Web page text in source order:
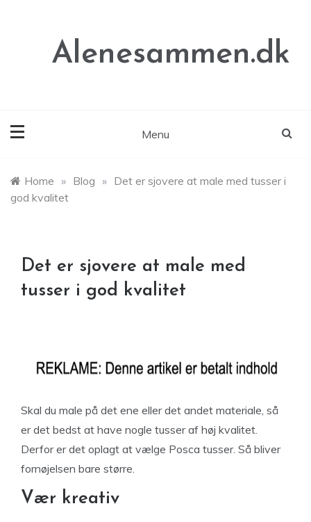
Alenesammen.dk
Menu
Home » Blog » Det er sjovere at male med tusser i
god kvalitet
Det er sjovere at male med
tusser i god kvalitet
Skal du male på det ene eller det andet materiale, så
er det bedst at have nogle tusser af høj kvalitet.
Derfor er det oplagt at vælge Posca tusser. Så bliver
fornøjelsen bare større.
Vær kreativ